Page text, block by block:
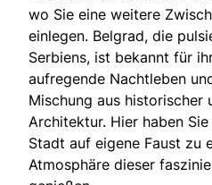
wo Sie eine weitere
einlegen. Belgrad, die
Serbiens, ist bekannt für
aufregende Nachtleben
Mischung aus historischer
Architektur. Hier haben
Stadt auf eigene Faust zu
Atmosphäre dieser